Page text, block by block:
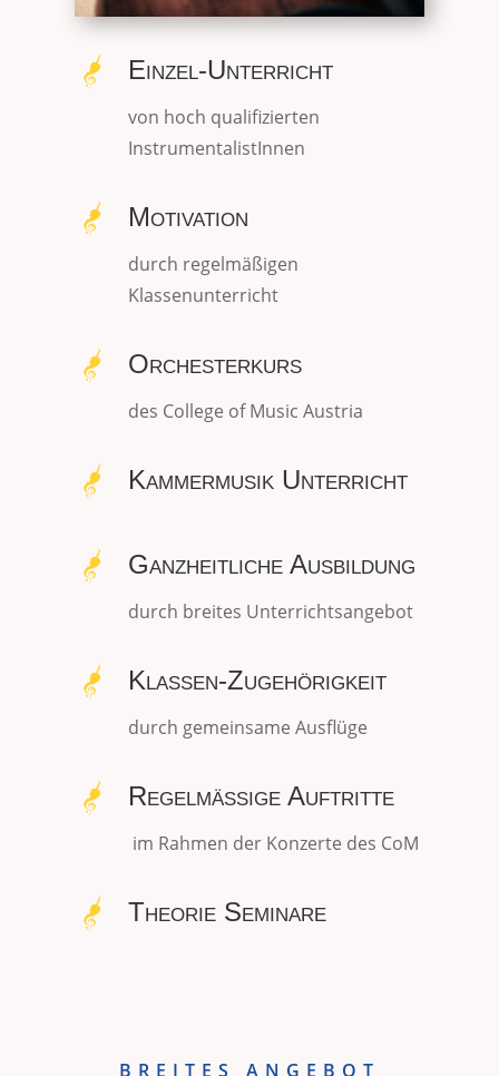
Einzel-Unterricht
von hoch qualifizierten
InstrumentalistInnen
Motivation
durch regelmäßigen
Klassenunterricht
Orchesterkurs
des College of Music Austria
Kammermusik Unterricht
Ganzheitliche Ausbildung
durch breites Unterrichtsangebot
Klassen-Zugehörigkeit
durch gemeinsame Ausflüge
Regelmässige Auftritte
im Rahmen der Konzerte des CoM
Theorie Seminare
BREITES ANGEBOT